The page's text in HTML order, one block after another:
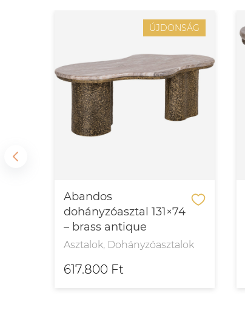
ÚJDONSÁG
Abandos
dohányzóasztal 131×74
– brass antique
Asztalok, Dohányzóasztalok
617.800 Ft